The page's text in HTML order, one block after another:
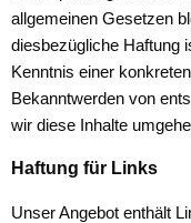
allgemeinen Gesetzen
diesbezügliche Haftung
Kenntnis einer
Bekanntwerden von
wir diese Inhalte
Haftung für Links
Unser Angebot enthält